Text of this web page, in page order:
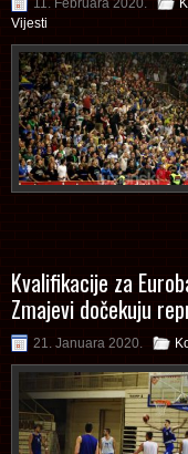
Vijesti
Kvalifikacije za
Zmajevi dočekuju
21. Januara 2020.